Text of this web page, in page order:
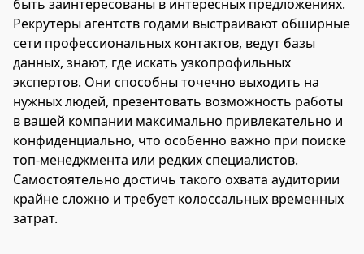
быть заинтересованы в интересных предложениях.
Рекрутеры агентств годами выстраивают обширные
сети профессиональных контактов, ведут базы
данных, знают, где искать узкопрофильных
экспертов. Они способны точечно выходить на
нужных людей, презентовать возможность работы
в вашей компании максимально привлекательно и
конфиденциально, что особенно важно при поиске
топ-менеджмента или редких специалистов.
Самостоятельно достичь такого охвата аудитории
крайне сложно и требует колоссальных временных
затрат.